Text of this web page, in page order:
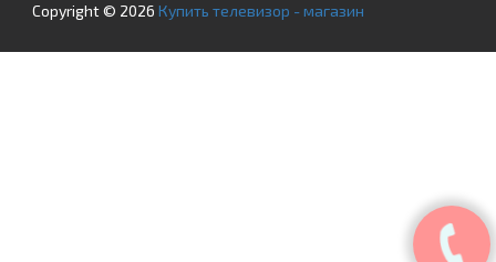
Copyright © 2026 Купить телевизор - магазин